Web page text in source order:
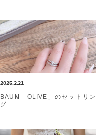
2025.2.21
BAUM「OLIVE」のセットリン
グ